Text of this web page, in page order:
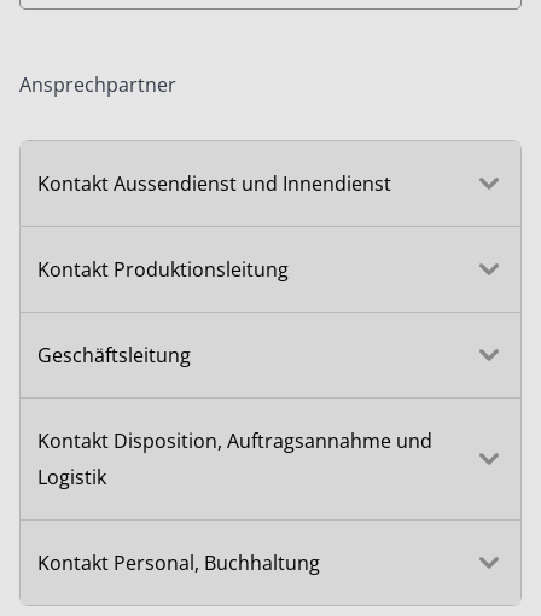
Ansprechpartner
Kontakt Aussendienst und Innendienst
Kontakt Produktionsleitung
Geschäftsleitung
Kontakt Disposition, Auftragsannahme und
Logistik
Kontakt Personal, Buchhaltung